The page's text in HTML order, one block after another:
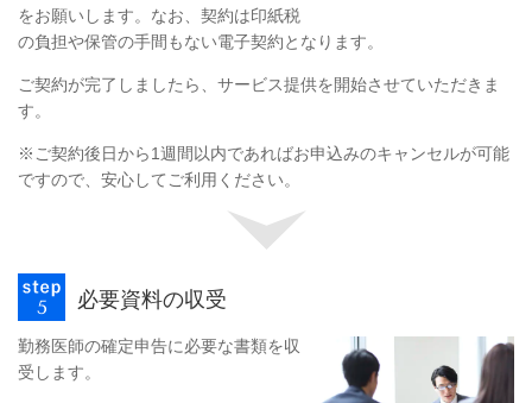
をお願いします。なお、契約は印紙税
の負担や保管の手間もない電子契約となります。
ご契約が完了しましたら、サービス提供を開始させていただきま
す。
※ご契約後日から1週間以内であればお申込みのキャンセルが可能
ですので、安心してご利用ください。
必要資料の収受
勤務医師の確定申告に必要な書類を収
受します。